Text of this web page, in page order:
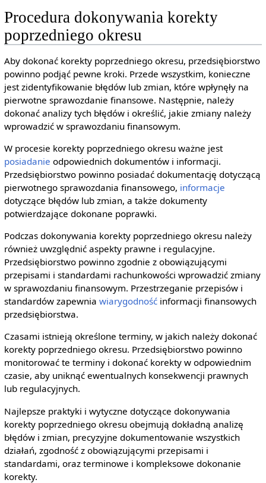
Procedura dokonywania korekty
poprzedniego okresu
Aby dokonać korekty poprzedniego okresu, przedsiębiorstwo
powinno podjąć pewne kroki. Przede wszystkim, konieczne
jest zidentyfikowanie błędów lub zmian, które wpłynęły na
pierwotne sprawozdanie finansowe. Następnie, należy
dokonać analizy tych błędów i określić, jakie zmiany należy
wprowadzić w sprawozdaniu finansowym.
W procesie korekty poprzedniego okresu ważne jest
posiadanie odpowiednich dokumentów i informacji.
Przedsiębiorstwo powinno posiadać dokumentację dotyczącą
pierwotnego sprawozdania finansowego, informacje
dotyczące błędów lub zmian, a także dokumenty
potwierdzające dokonane poprawki.
Podczas dokonywania korekty poprzedniego okresu należy
również uwzględnić aspekty prawne i regulacyjne.
Przedsiębiorstwo powinno zgodnie z obowiązującymi
przepisami i standardami rachunkowości wprowadzić zmiany
w sprawozdaniu finansowym. Przestrzeganie przepisów i
standardów zapewnia wiarygodnośćinformacji finansowych
przedsiębiorstwa.
Czasami istnieją określone terminy, w jakich należy dokonać
korekty poprzedniego okresu. Przedsiębiorstwo powinno
monitorować te terminy i dokonać korekty w odpowiednim
czasie, aby uniknąć ewentualnych konsekwencji prawnych
lub regulacyjnych.
Najlepsze praktyki i wytyczne dotyczące dokonywania
korekty poprzedniego okresu obejmują dokładną analizę
błędów i zmian, precyzyjne dokumentowanie wszystkich
działań, zgodność z obowiązującymi przepisami i
standardami, oraz terminowe i kompleksowe dokonanie
korekty.